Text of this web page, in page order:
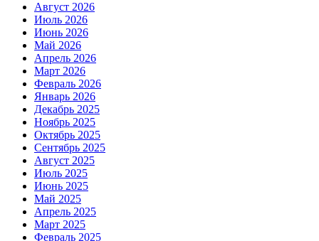
Август 2026
Июль 2026
Июнь 2026
Май 2026
Апрель 2026
Март 2026
Февраль 2026
Январь 2026
Декабрь 2025
Ноябрь 2025
Октябрь 2025
Сентябрь 2025
Август 2025
Июль 2025
Июнь 2025
Май 2025
Апрель 2025
Март 2025
Февраль 2025